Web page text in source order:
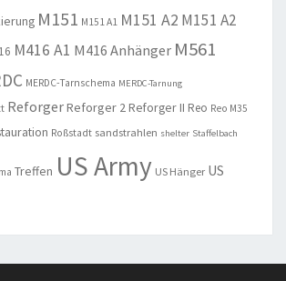
M151 M151 A1 M151 A2 M151 A2
M416 A1 M416 Anhänger M561
MERDC-Tarnschema MERDC-Tarnung
ReforgerReforger 2Reforger II Reo Reo M35
Roßstadt sandstrahlen shelter Staffelbach
Treffen US Army US Hänger US